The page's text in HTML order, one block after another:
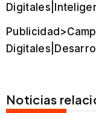
Noticias